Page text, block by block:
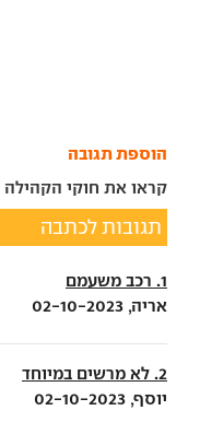
הוספת תגובה
קראו את חוקי הקהילה
תגובות לכתבה
1. רכב משעמם
אריה, 02-10-2023
2. לא מרשים במיוחד
יוסף, 02-10-2023